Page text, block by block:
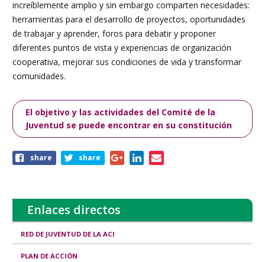
increíblemente amplio y sin embargo comparten necesidades:
herramientas para el desarrollo de proyectos, oportunidades
de trabajar y aprender, foros para debatir y proponer
diferentes puntos de vista y experiencias de organización
cooperativa, mejorar sus condiciones de vida y transformar
comunidades.
El objetivo y las actividades del Comité de la
Juventud se puede encontrar en su constitución
Shareshare share
Enlaces directos
RED DE JUVENTUD DE LA ACI
PLAN DE ACCIÓN